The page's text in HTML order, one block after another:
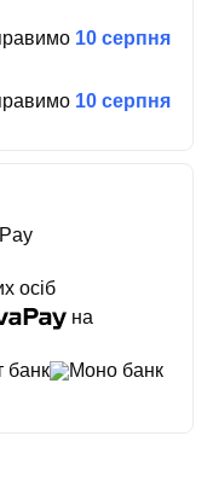
10 серпня
10 серпня
осіб
на
банк
Моно банк